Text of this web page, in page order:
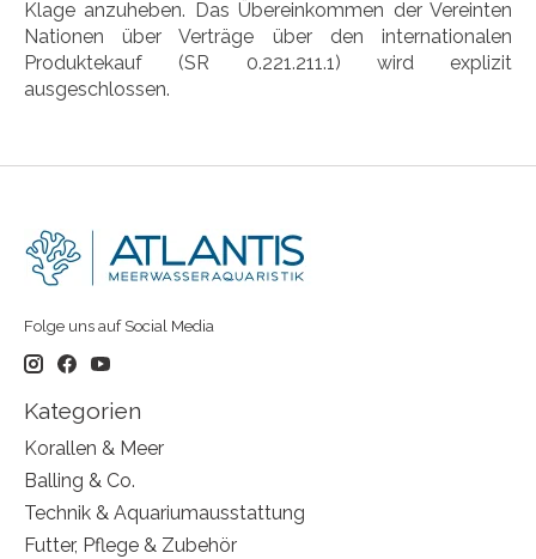
Klage anzuheben. Das Übereinkommen der Vereinten
Nationen über Verträge über den internationalen
Produktekauf (SR 0.221.211.1) wird explizit
ausgeschlossen.
Folge uns auf Social Media
Kategorien
Korallen & Meer
Balling & Co.
Technik & Aquariumausstattung
Futter, Pflege & Zubehör